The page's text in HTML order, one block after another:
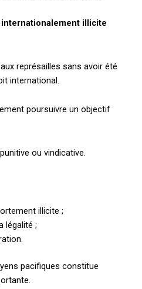
illicite
représailles sans avoir été
international.
poursuivre un objectif
ou vindicative.
illicite ;
légalité ;
pacifiques constitue